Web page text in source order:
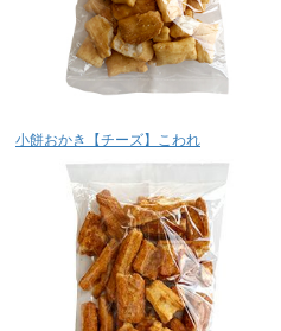
小餅おかき【チーズ】こわれ